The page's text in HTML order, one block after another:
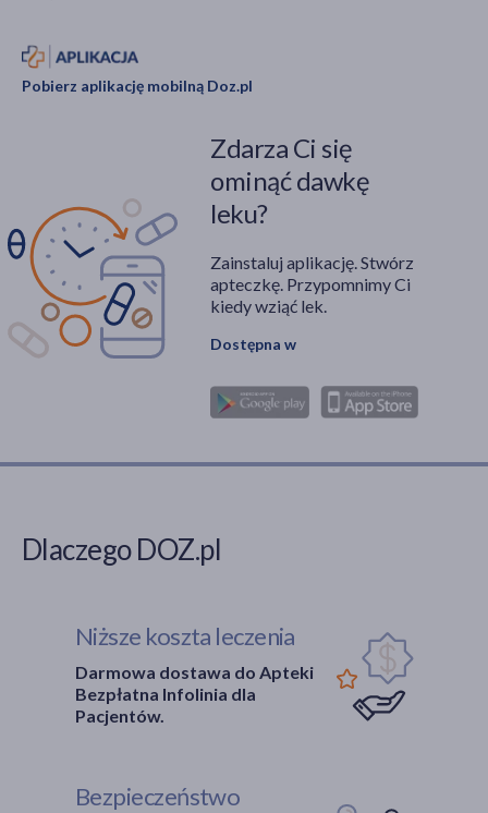
Pobierz aplikację mobilną Doz.pl
Zdarza Ci się
ominąć dawkę
leku?
Zainstaluj aplikację. Stwórz
apteczkę. Przypomnimy Ci
kiedy wziąć lek.
Dostępna w
Dlaczego DOZ.pl
Niższe koszta leczenia
Darmowa dostawa do Apteki
Bezpłatna Infolinia dla
Pacjentów.
Bezpieczeństwo